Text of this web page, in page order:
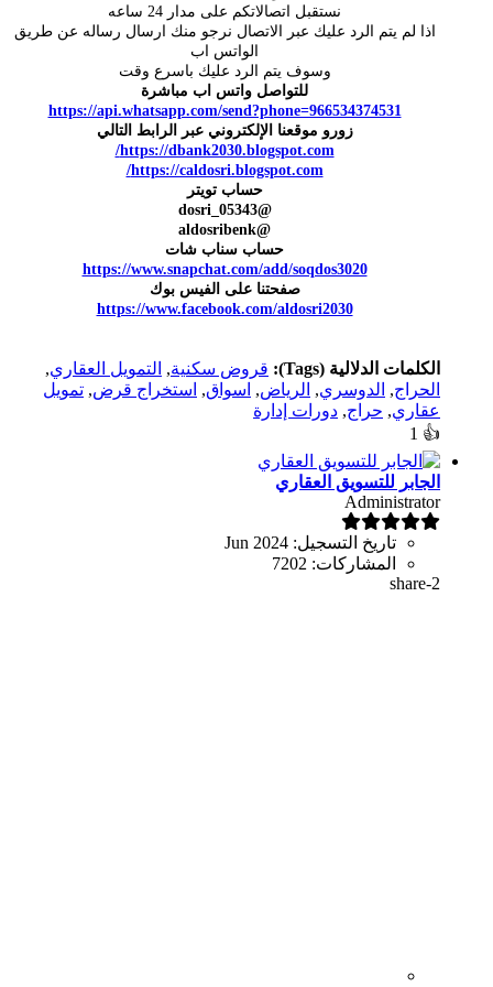
نستقبل اتصالاتكم على مدار 24 ساعه
اذا لم يتم الرد عليك عبر الاتصال نرجو منك ارسال رساله عن طريق
الواتس اب
وسوف يتم الرد عليك باسرع وقت
للتواصل واتس اب مباشرة
https://api.whatsapp.com/send?phone=966534374531
زورو موقعنا الإلكتروني عبر الرابط التالي
https://dbank2030.blogspot.com/
https://caldosri.blogspot.com/
حساب تويتر
@dosri_05343
@aldosribenk
حساب سناب شات
https://www.snapchat.com/add/soqdos3020
صفحتنا على الفيس بوك
https://www.facebook.com/aldosri2030
الكلمات الدلالية (Tags): قروض سكنية, التمويل العقاري,
الحراج, الدوسري, الرياض, اسواق, استخراج قرض, تمويل
عقاري, حراج, دورات إدارة
👍
1
الجابر للتسويق العقاري
Administrator
تاريخ التسجيل: Jun 2024
المشاركات: 7202
share-2